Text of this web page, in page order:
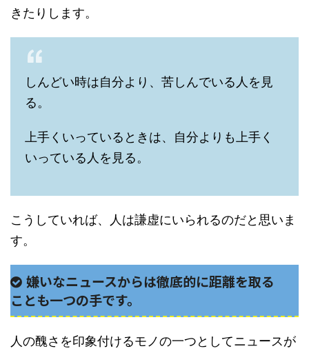
きたりします。
しんどい時は自分より、苦しんでいる人を見
る。
上手くいっているときは、自分よりも上手く
いっている人を見る。
こうしていれば、人は謙虚にいられるのだと思いま
す。
嫌いなニュースからは徹底的に距離を取る
ことも一つの手です。
人の醜さを印象付けるモノの一つとしてニュースが